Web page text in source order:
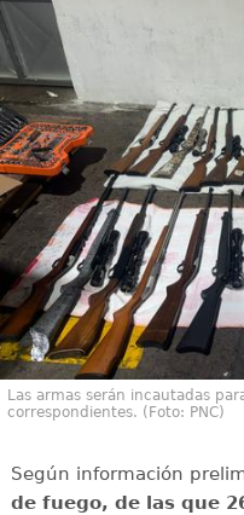
Las armas serán incautadas
correspondientes. (Foto: PNC)
Según información
de fuego, de las que